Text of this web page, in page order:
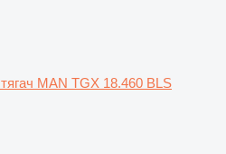
тягач MAN TGX 18.460 BLS